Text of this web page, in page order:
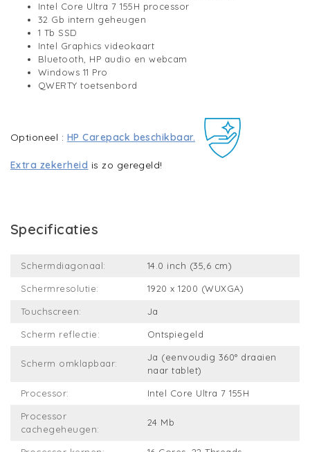
Intel Core Ultra 7 155H processor
32 Gb intern geheugen
1 Tb SSD
Intel Graphics videokaart
Bluetooth, HP audio en webcam
Windows 11 Pro
QWERTY toetsenbord
Optioneel : HP Carepack beschikbaar.
Extra zekerheid is zo geregeld!
Specificaties
Schermdiagonaal: 14.0 inch (35,6 cm)
Schermresolutie: 1920 x 1200 (WUXGA)
Touchscreen: Ja
Scherm reflectie: Ontspiegeld
Scherm omklapbaar:
Ja (eenvoudig 360° draaien
naar tablet)
Processor: Intel Core Ultra 7 155H
Processor
cachegeheugen:
24 Mb